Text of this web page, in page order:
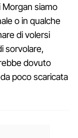
Morgan siamo
o in qualche
di volersi
sorvolare,
dovuto
poco scaricata